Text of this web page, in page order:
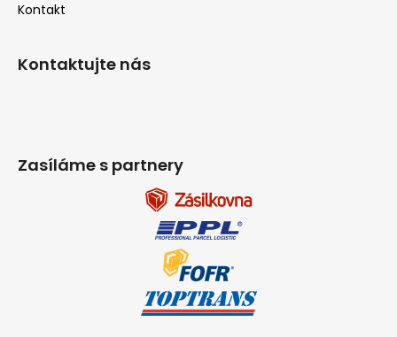
Kontakt
Kontaktujte nás
Zasíláme s partnery